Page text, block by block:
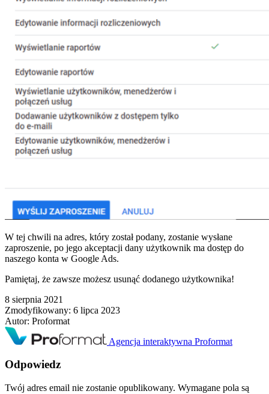
W tej chwili na adres, który został podany, zostanie wysłane
zaproszenie, po jego akceptacji dany użytkownik ma dostęp do
naszego konta w Google Ads.
Pamiętaj, że zawsze możesz usunąć dodanego użytkownika!
8 sierpnia 2021
Zmodyfikowany: 6 lipca 2023
Autor: Proformat
Agencja interaktywna Proformat
Odpowiedz
Twój adres email nie zostanie opublikowany. Wymagane pola są